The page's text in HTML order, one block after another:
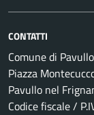
CONTATTI
Comune di Pavullo
Piazza
Pavullo nel
Codice fiscale /